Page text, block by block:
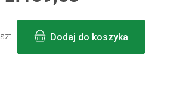
jednostkowa:
szt
Dodaj do koszyka